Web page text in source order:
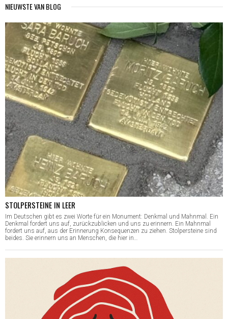
NIEUWSTE VAN BLOG
STOLPERSTEINE IN LEER
Im Deutschen gibt es zwei Worte für ein Monument: Denkmal und Mahnmal. Ein
Denkmal fordert uns auf, zurückzublicken und uns zu erinnern. Ein Mahnmal
fordert uns auf, aus der Erinnerung Konsequenzen zu ziehen. Stolpersteine sind
beides. Sie erinnern uns an Menschen, die hier in…